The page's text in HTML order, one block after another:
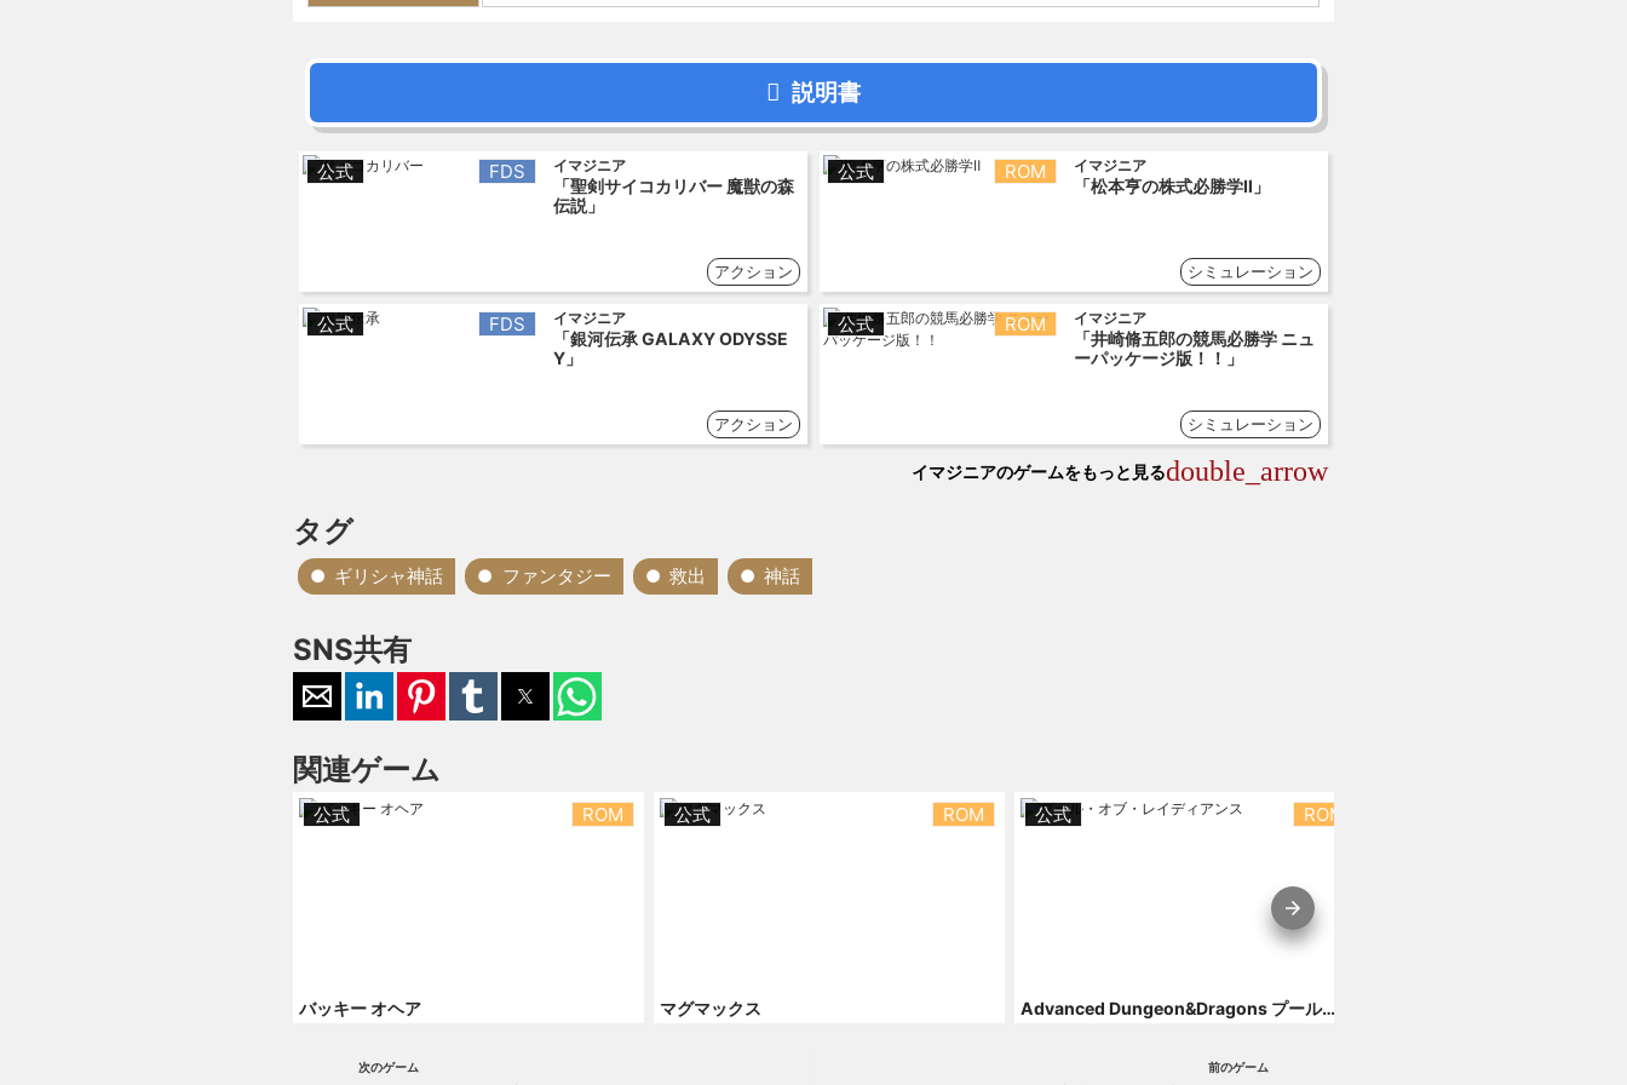
説明書
公式 FDS イマジニア
「聖剣サイコカリバー 魔獣の森
伝説」
アクション
公式 ROM イマジニア
「松本亨の株式必勝学Ⅱ」
シミュレーション
公式 FDS イマジニア
「銀河伝承 GALAXY ODYSSE
Y」
アクション
公式 ROM イマジニア
「井崎脩五郎の競馬必勝学 ニュ
ーパッケージ版！！」
シミュレーション
イマジニアのゲームをもっと見るdouble_arrow
タグ
ギリシャ神話 ファンタジー 救出 神話
SNS共有
関連ゲーム
公式 ROM
バッキー オヘア
公式 ROM
マグマックス
公式 ROM
Advanced Dungeon&Dragons プール・オブ・レイディアンス
次のゲーム 前のゲーム